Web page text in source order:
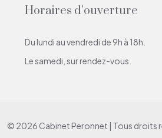
Horaires d’ouverture
Du lundi au vendredi de 9h à 18h.
Le samedi, sur rendez-vous.
© 2026 Cabinet Peronnet | Tous droits